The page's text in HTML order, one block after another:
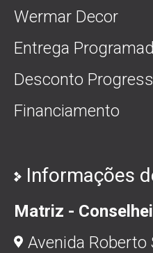
Wermar Decor
Entrega
Desconto
Financiamento
Informações
Matriz -
Avenida Roberto